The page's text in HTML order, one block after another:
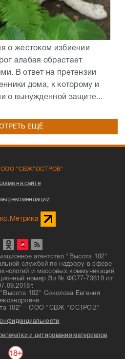
о жестоком избиении
алабая обрастает
В ответ на претензии
дома, к которому и
о вынужденной защите...
ЕЩЁ
ООО "СВЖ"ОСТРОВ"
на сайте
рекомендаций
агентство "Высота 102"
службой по надзору в сфере
и массовых коммуникаций
номер Эл № ФС77-73619 от
102" Соколова Евгения
102" - ООО "СВЖ "ОСТРОВ"
и цитирования материалов